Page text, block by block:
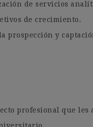
de servicios
de crecimiento.
prospección y
profesional que les